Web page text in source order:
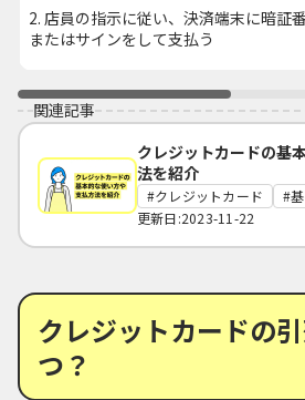
2. 店員の指示に従い、決済端末に暗証
またはサインをして支払う
関連記事
クレジットカードの基
法を紹介
クレジットカード
更新日:2023-11-22
クレジットカードの
つ？